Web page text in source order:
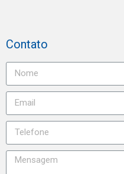
Contato